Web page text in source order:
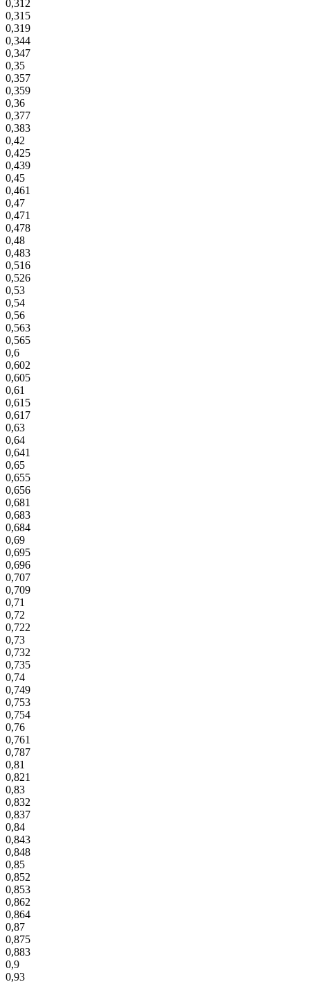
0,312
0,315
0,319
0,344
0,347
0,35
0,357
0,359
0,36
0,377
0,383
0,42
0,425
0,439
0,45
0,461
0,47
0,471
0,478
0,48
0,483
0,516
0,526
0,53
0,54
0,56
0,563
0,565
0,6
0,602
0,605
0,61
0,615
0,617
0,63
0,64
0,641
0,65
0,655
0,656
0,681
0,683
0,684
0,69
0,695
0,696
0,707
0,709
0,71
0,72
0,722
0,73
0,732
0,735
0,74
0,749
0,753
0,754
0,76
0,761
0,787
0,81
0,821
0,83
0,832
0,837
0,84
0,843
0,848
0,85
0,852
0,853
0,862
0,864
0,87
0,875
0,883
0,9
0,93